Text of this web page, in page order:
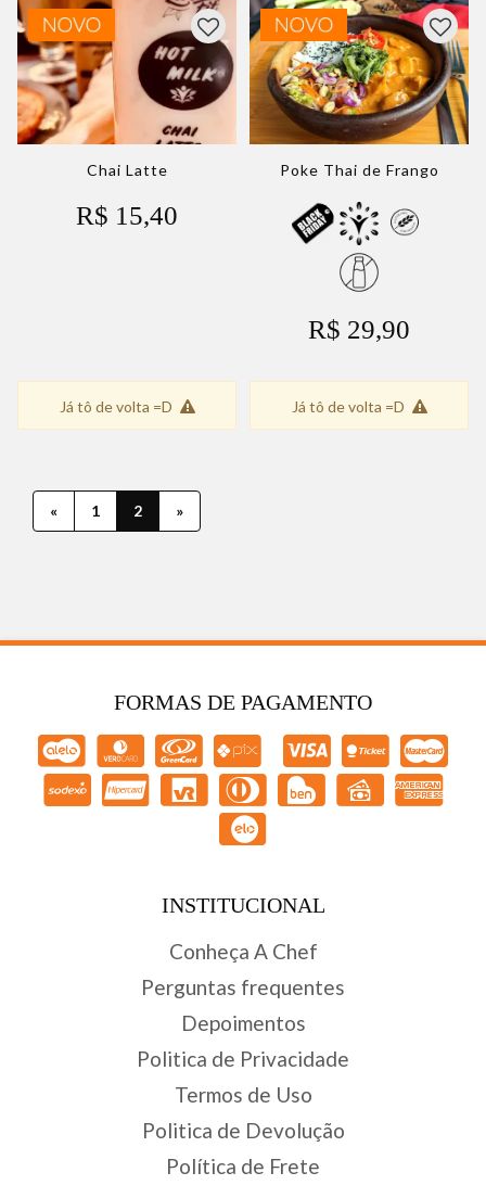
Chai Latte
R$ 15,40
Já tô de volta =D
Poke Thai de Frango
R$ 29,90
Já tô de volta =D
« 1 2 »
FORMAS DE PAGAMENTO
INSTITUCIONAL
Conheça A Chef
Perguntas frequentes
Depoimentos
Politica de Privacidade
Termos de Uso
Politica de Devolução
Política de Frete